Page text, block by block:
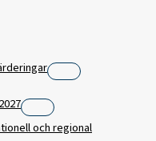
och regional